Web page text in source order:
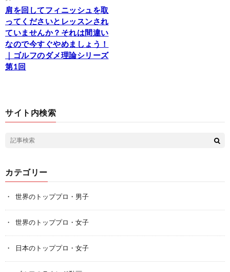
肩を回してフィニッシュを取
ってくださいとレッスンされ
ていませんか？それは間違い
なので今すぐやめましょう！
｜ゴルフのダメ理論シリーズ
第1回
サイト内検索
カテゴリー
世界のトッププロ・男子
世界のトッププロ・女子
日本のトッププロ・女子